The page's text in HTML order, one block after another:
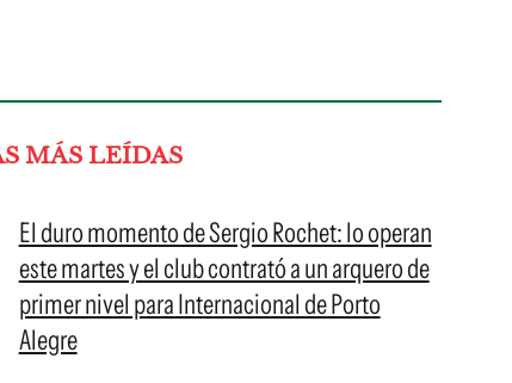
MÁS LEÍDAS
El duro momento de Sergio Rochet: lo operan
este martes y el club contrató a un arquero de
primer nivel para Internacional de Porto
Alegre